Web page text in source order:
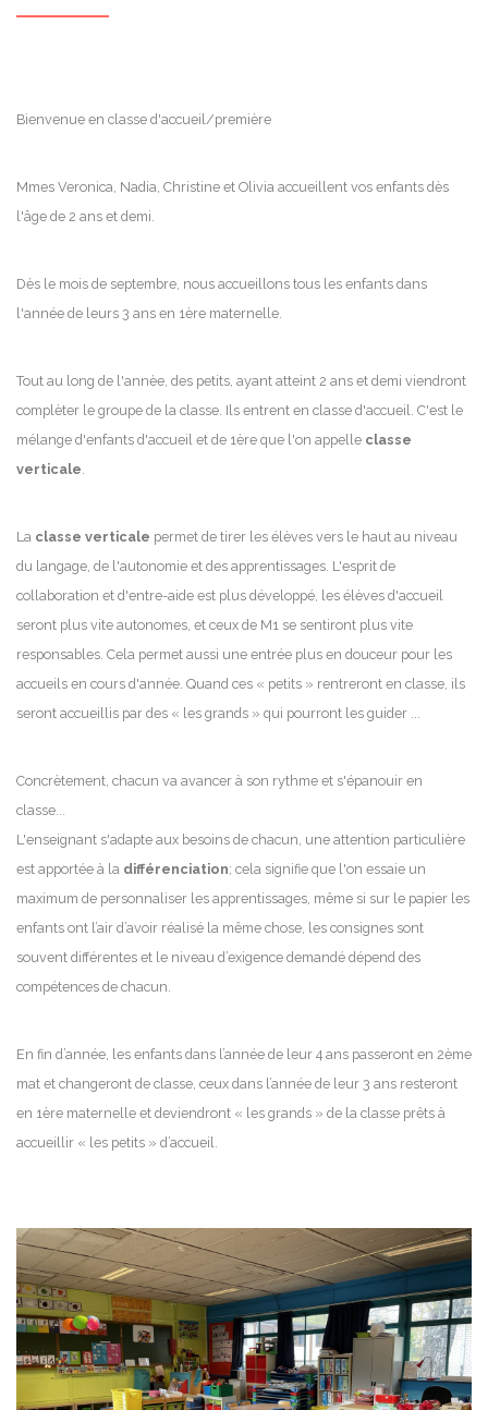
Bienvenue en classe d'accueil/première
Mmes Veronica, Nadia, Christine et Olivia accueillent vos enfants dès
l'âge de 2 ans et demi.
Dès le mois de septembre, nous accueillons tous les enfants dans
l'année de leurs 3 ans en 1ère maternelle.
Tout au long de l'annèe, des petits, ayant atteint 2 ans et demi viendront
complèter le groupe de la classe. Ils entrent en classe d'accueil. C'est le
mélange d'enfants d'accueil et de 1ère que l'on appelle classe
verticale.
La classe verticale permet de tirer les élèves vers le haut au niveau
du langage, de l'autonomie et des apprentissages. L'esprit de
collaboration et d'entre-aide est plus développé, les élèves d'accueil
seront plus vite autonomes, et ceux de M1 se sentiront plus vite
responsables. Cela permet aussi une entrée plus en douceur pour les
accueils en cours d'année. Quand ces « petits » rentreront en classe, ils
seront accueillis par des « les grands » qui pourront les guider ...
Concrètement, chacun va avancer à son rythme et s'épanouir en
classe...
L'enseignant s'adapte aux besoins de chacun, une attention particulière
est apportée à la différenciation; cela signifie que l'on essaie un
maximum de personnaliser les apprentissages, même si sur le papier les
enfants ont l’air d’avoir réalisé la même chose, les consignes sont
souvent différentes et le niveau d’exigence demandé dépend des
compétences de chacun.
En fin d’année, les enfants dans l’année de leur 4 ans passeront en 2ème
mat et changeront de classe, ceux dans l’année de leur 3 ans resteront
en 1ère maternelle et deviendront « les grands » de la classe prêts à
accueillir « les petits » d’accueil.